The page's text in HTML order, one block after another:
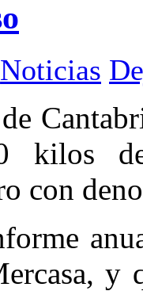
Noticias
kilos
con
y